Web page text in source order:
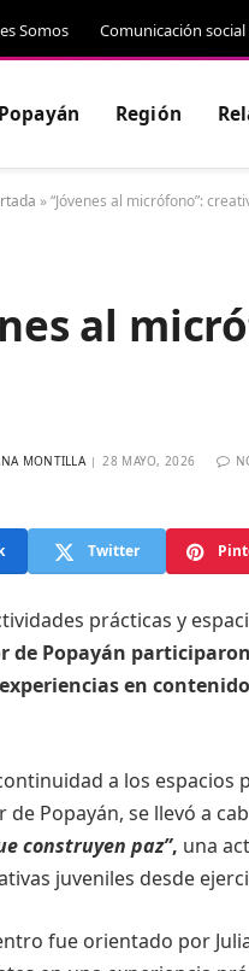
Somos Comunicación social
Popayán Región
»“Jóvenes al micrófono”:
al
MONTILLA 28 MAYO, 2026
Twitter
prácticas y
de Popayán
en
a los espacios
de Popayán, se llevó a
construyen paz”, una
juveniles desde
fue orientado por